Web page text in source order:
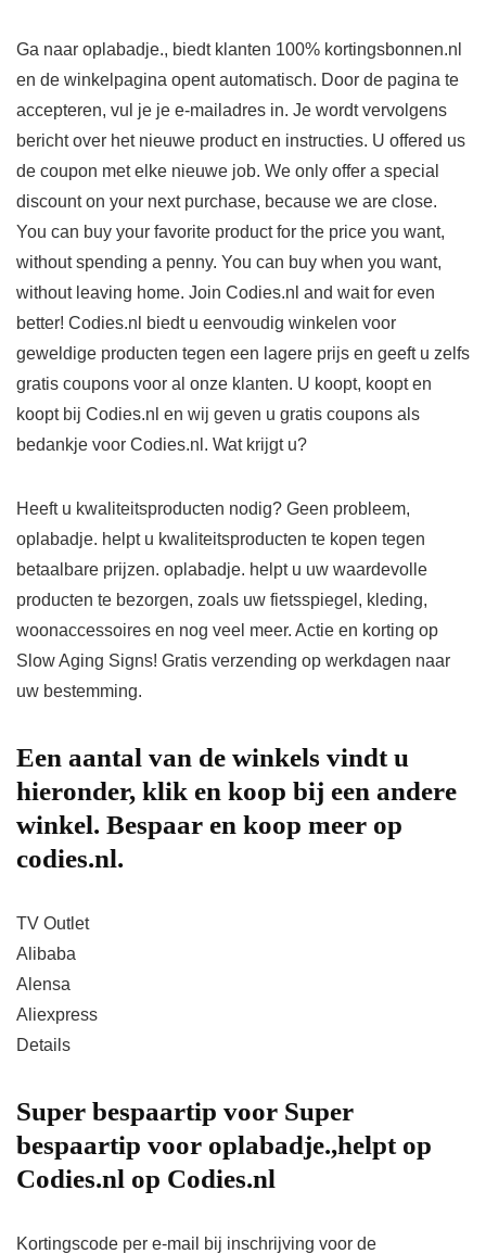
Ga naar oplabadje., biedt klanten 100% kortingsbonnen.nl
en de winkelpagina opent automatisch. Door de pagina te
accepteren, vul je je e-mailadres in. Je wordt vervolgens
bericht over het nieuwe product en instructies. U offered us
de coupon met elke nieuwe job. We only offer a special
discount on your next purchase, because we are close.
You can buy your favorite product for the price you want,
without spending a penny. You can buy when you want,
without leaving home. Join Codies.nl and wait for even
better! Codies.nl biedt u eenvoudig winkelen voor
geweldige producten tegen een lagere prijs en geeft u zelfs
gratis coupons voor al onze klanten. U koopt, koopt en
koopt bij Codies.nl en wij geven u gratis coupons als
bedankje voor Codies.nl. Wat krijgt u?
Heeft u kwaliteitsproducten nodig? Geen probleem,
oplabadje. helpt u kwaliteitsproducten te kopen tegen
betaalbare prijzen. oplabadje. helpt u uw waardevolle
producten te bezorgen, zoals uw fietsspiegel, kleding,
woonaccessoires en nog veel meer. Actie en korting op
Slow Aging Signs! Gratis verzending op werkdagen naar
uw bestemming.
Een aantal van de winkels vindt u
hieronder, klik en koop bij een andere
winkel. Bespaar en koop meer op
codies.nl.
TV Outlet
Alibaba
Alensa
Aliexpress
Details
Super bespaartip voor Super
bespaartip voor oplabadje.,helpt op
Codies.nl op Codies.nl
Kortingscode per e-mail bij inschrijving voor de